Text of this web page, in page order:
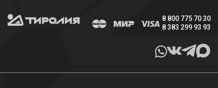
8 800 775 70 30
8 383 299 93 93